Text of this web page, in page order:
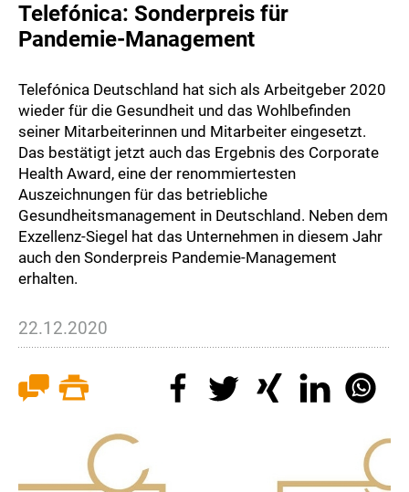
Telefónica: Sonderpreis für
Pandemie-Management
Telefónica Deutschland hat sich als Arbeitgeber 2020
wieder für die Gesundheit und das Wohlbefinden
seiner Mitarbeiterinnen und Mitarbeiter eingesetzt.
Das bestätigt jetzt auch das Ergebnis des Corporate
Health Award, eine der renommiertesten
Auszeichnungen für das betriebliche
Gesundheitsmanagement in Deutschland. Neben dem
Exzellenz-Siegel hat das Unternehmen in diesem Jahr
auch den Sonderpreis Pandemie-Management
erhalten.
22.12.2020